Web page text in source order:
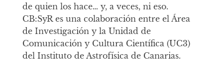
de quien los hace… y, a veces, ni eso.
CB:SyR es una colaboración entre el Área
de Investigación y la Unidad de
Comunicación y Cultura Científica (UC3)
del Instituto de Astrofísica de Canarias.